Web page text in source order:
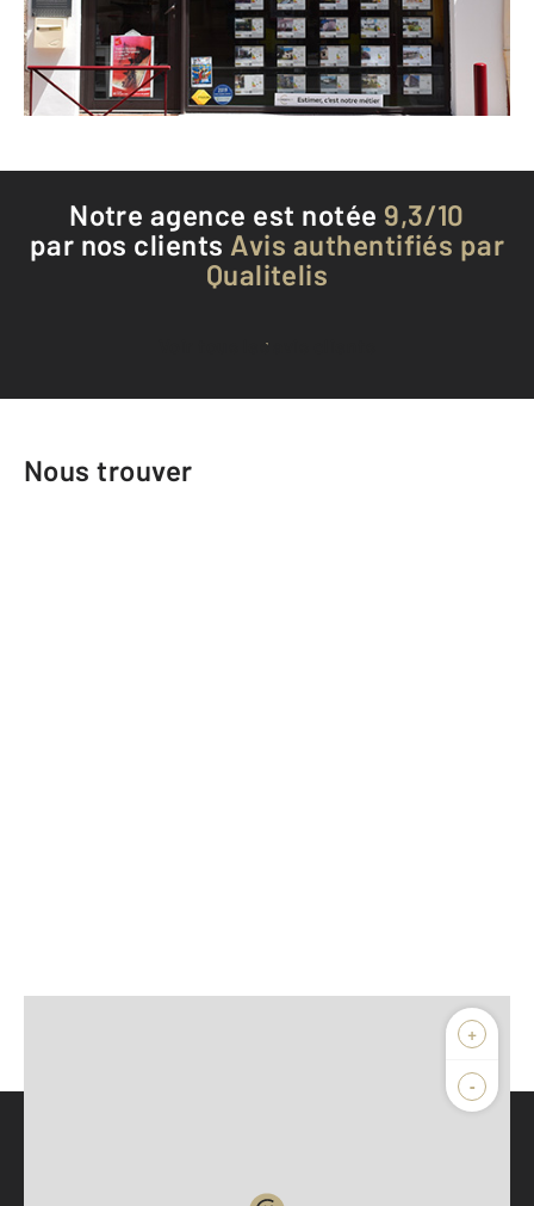
Envoyer un message
Téléphoner à l'agence
Notre agence est notée 9,3/10
par nos clients Avis authentifiés par
Qualitelis
Voir tous les avis clients
Nous trouver
+
-